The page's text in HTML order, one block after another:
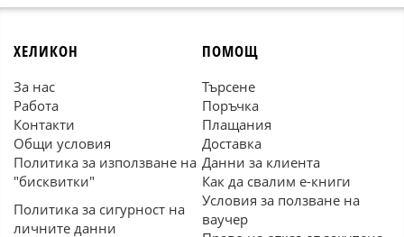
ХЕЛИКОН
За нас
Работа
Контакти
Общи условия
Политика за използване на
"бисквитки"
Политика за сигурност на
личните данни
ПОМОЩ
Търсене
Поръчка
Плащания
Доставка
Данни за клиента
Как да свалим е-книги
Условия за ползване на
ваучер